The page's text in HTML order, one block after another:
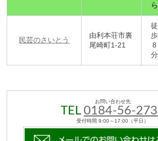
ら
民芸のさいとう
由利本荘市裏
尾崎町1-21
徒
歩
8
分
お問い合わせ先
TEL0184-56-
受付時間 9:00～17:00（平日）